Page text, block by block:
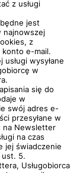
z usługi
jest
najnowszej
z
e-mail.
wysyłane
w
się do
w
swój adres e-
przesyłane w
na Newsletter
na czas
jej świadczenie
ust. 5.
Usługobiorca